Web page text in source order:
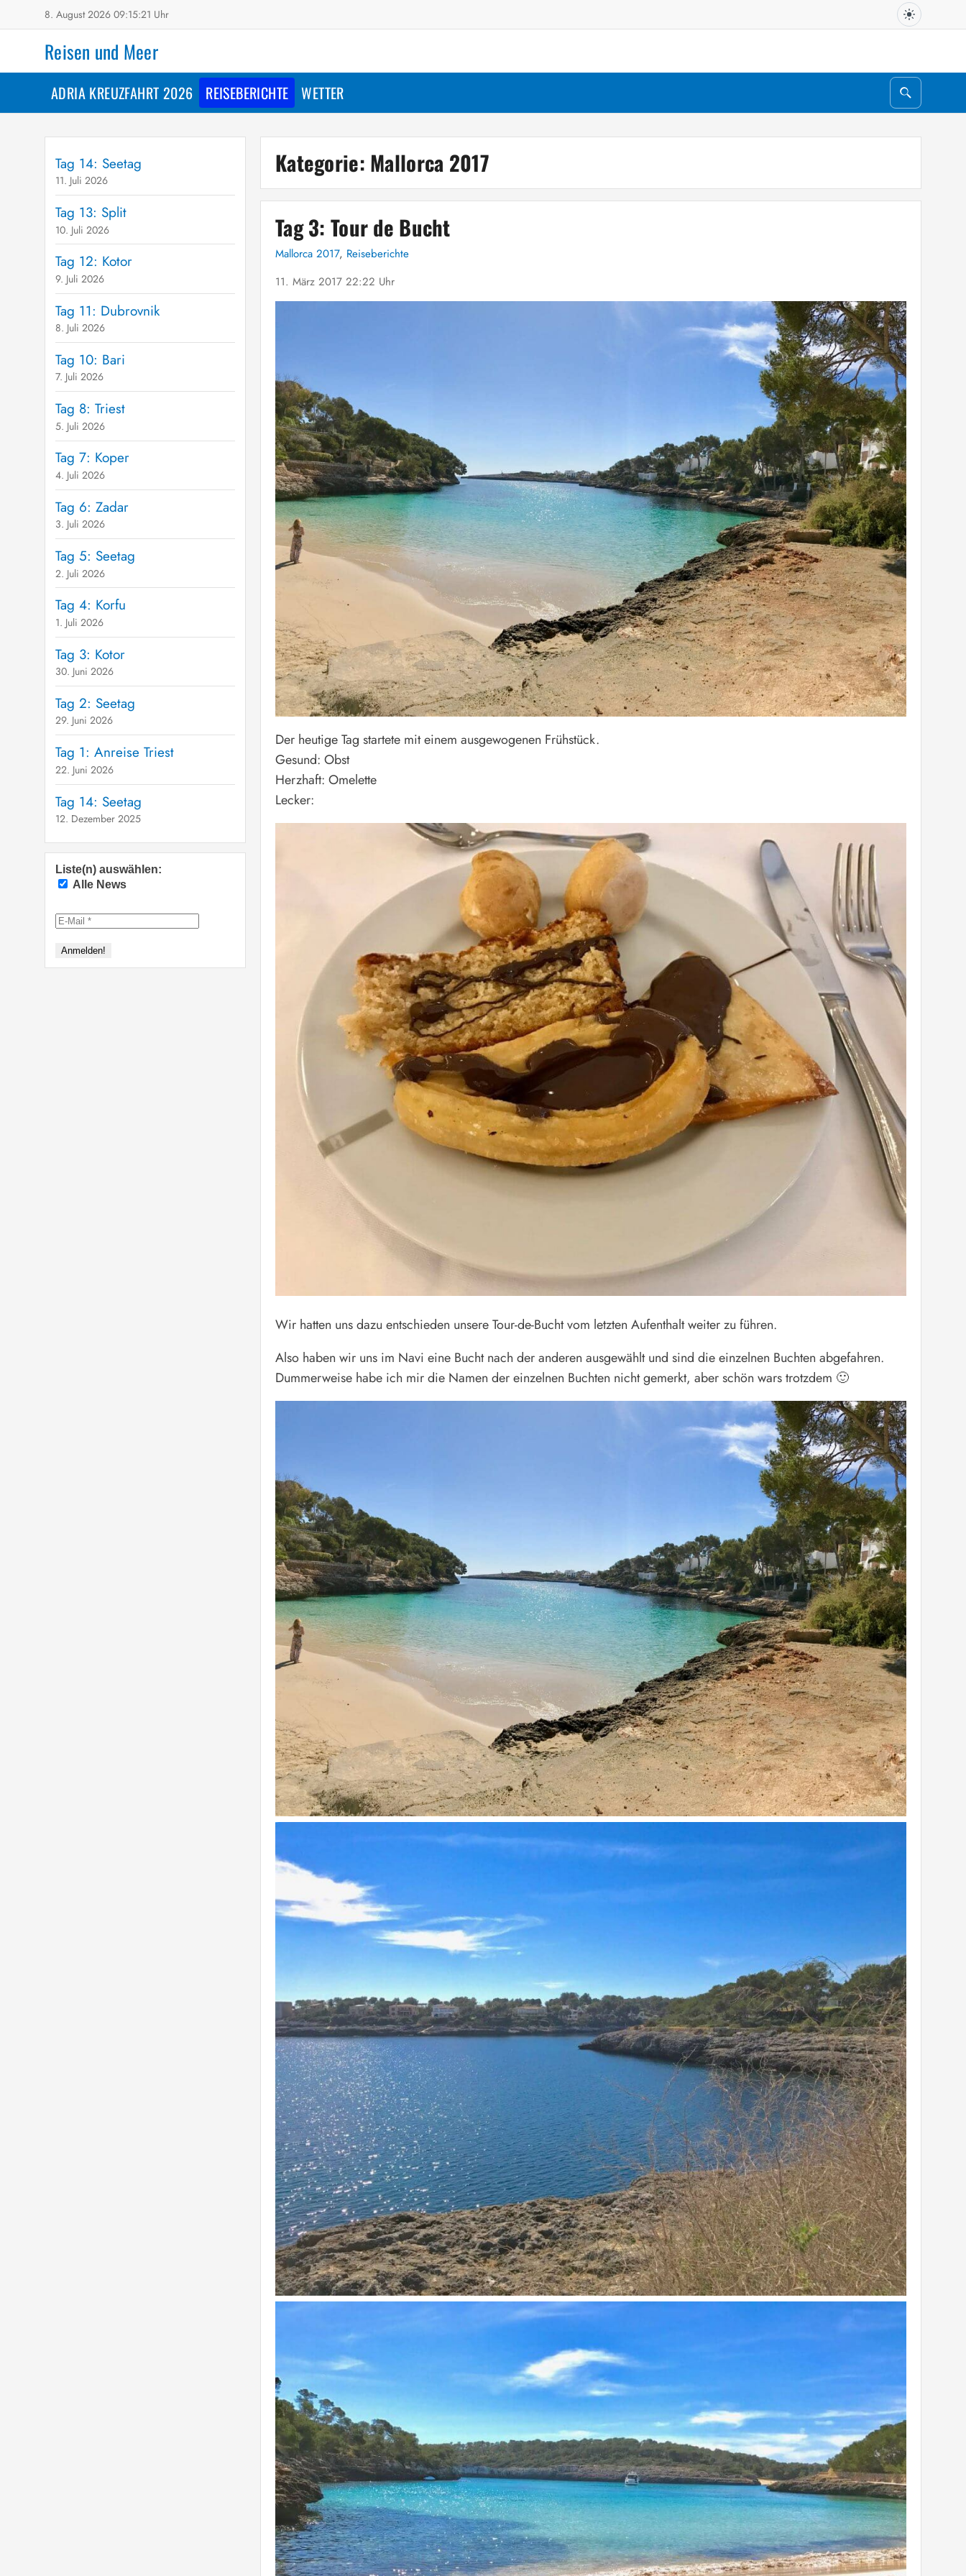
8. August 2026 09:15:23 Uhr
Reisen und Meer
ADRIA KREUZFAHRT 2026 REISEBERICHTE WETTER
for:
Kategorie: Mallorca 2017
Tag 3: Tour de Bucht
Mallorca 2017, Reiseberichte
11. März 2017 22:22 Uhr
Der heutige Tag startete mit einem ausgewogenen Frühstück.
Gesund: Obst
Herzhaft: Omelette
Lecker:
Wir hatten uns dazu entschieden unsere Tour-de-Bucht vom letzten Aufenthalt weiter zu führen.
Also haben wir uns im Navi eine Bucht nach der anderen ausgewählt und sind die einzelnen Buchten abgefahren.
Dummerweise habe ich mir die Namen der einzelnen Buchten nicht gemerkt, aber schön wars trotzdem 🙂
Tag 14: Seetag
11. Juli 2026
Tag 13: Split
10. Juli 2026
Tag 12: Kotor
9. Juli 2026
Tag 11: Dubrovnik
8. Juli 2026
Tag 10: Bari
7. Juli 2026
Tag 8: Triest
5. Juli 2026
Tag 7: Koper
4. Juli 2026
Tag 6: Zadar
3. Juli 2026
Tag 5: Seetag
2. Juli 2026
Tag 4: Korfu
1. Juli 2026
Tag 3: Kotor
30. Juni 2026
Tag 2: Seetag
29. Juni 2026
Tag 1: Anreise Triest
22. Juni 2026
Tag 14: Seetag
12. Dezember 2025
Liste(n) auswählen:
Alle News